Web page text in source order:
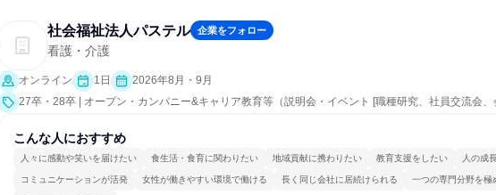
社会福祉法人パステル 企業をフォロー
看護・介護
オンライン 1日
2026年8月・9月
27卒・28卒 | オープン・カンパニー&キャリア教育等（説明会・イベント [職種研究、社員交流会
こんな人におすすめ
人々に感動や笑いを届けたい 食生活・食育に関わりたい 地域貢献に携わりたい 教育支援をしたい 人の成
コミュニケーションが活発 女性が働きやすい環境で働ける 長く同じ会社に居続けられる 一つの専門分野を極